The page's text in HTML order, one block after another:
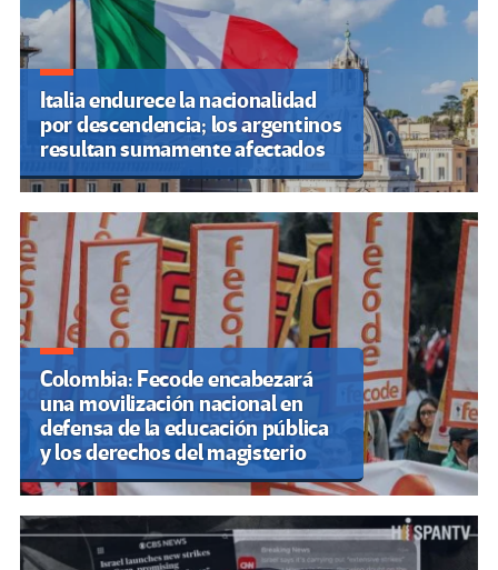
Italia endurece la nacionalidad
por descendencia; los argentinos
resultan sumamente afectados
Colombia: Fecode encabezará
una movilización nacional en
defensa de la educación pública
y los derechos del magisterio